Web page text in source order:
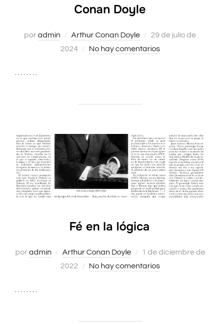
Conan Doyle
poradmin Arthur Conan Doyle
Publicado
el
29 de julio de
2024
No hay comentarios
. . . . . . . .
Fé en la lógica
poradmin Arthur Conan Doyle
Publicado
el
1 de diciembre de
2022
No hay comentarios